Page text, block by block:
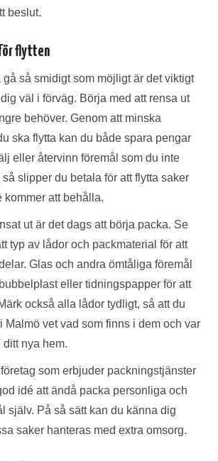
beslut.
flytten
gå så smidigt som möjligt är det viktigt
väl i förväg. Börja med att rensa ut
behöver. Genom att minska
ska flytta kan du både spara pengar
eller återvinn föremål som du inte
så slipper du betala för att flytta saker
kommer att behålla.
ut är det dags att börja packa. Se
typ av lådor och packmaterial för att
Glas och andra ömtåliga föremål
eller tidningspapper för att
också alla lådor tydligt, så att du
Malmö vet vad som finns i dem och var
nya hem.
som erbjuder packningstjänster
idé att ändå packa personliga och
själv. På så sätt kan du känna dig
saker hanteras med extra omsorg.